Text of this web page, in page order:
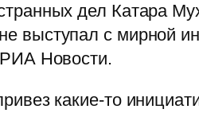
дел Катара
выступал с мирной
РИА Новости.
какие-то